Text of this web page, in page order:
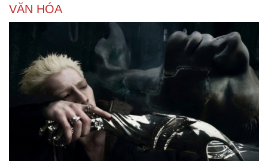
Doanh nghiệp
Thông tin doanh nghiệp
Doanh nghiệp 24h
Công nghệ
Sành điệu
Tin Công nghệ
VĂN HÓA